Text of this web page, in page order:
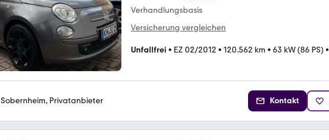
Verhandlungsbasis
Versicherung vergleichen
Unfallfrei • EZ 02/2012 • 120.562 km • 63 kW (86 PS) •
Privatanbieter Kontakt